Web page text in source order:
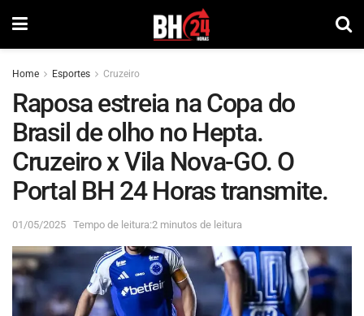
Home Esportes Cruzeiro
Raposa estreia na Copa do
Brasil de olho no Hepta.
Cruzeiro x Vila Nova-GO. O
Portal BH 24 Horas transmite.
01/05/2025 Tempo de leitura:2 minutos de leitura